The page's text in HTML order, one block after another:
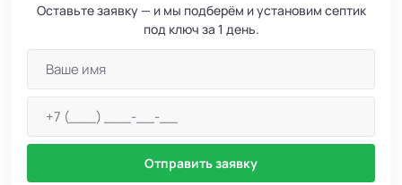
Оставьте заявку — и мы подберём и установим септик
под ключ за 1 день.
Отправить заявку